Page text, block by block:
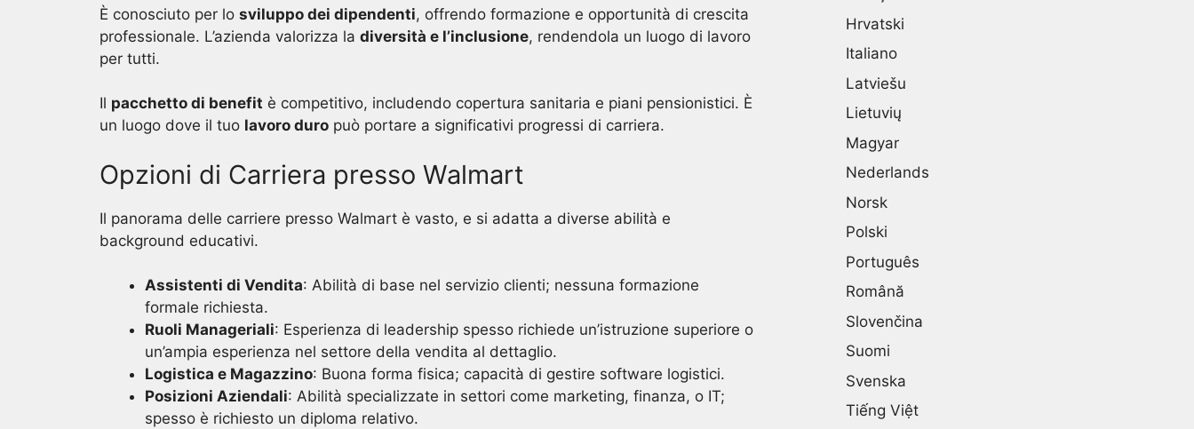
È conosciuto per lo sviluppo dei dipendenti, offrendo formazione e opportunità di crescita
professionale. L’azienda valorizza la diversità e l’inclusione, rendendola un luogo di lavoro
per tutti.
Il pacchetto di benefit è competitivo, includendo copertura sanitaria e piani pensionistici. È
un luogo dove il tuo lavoro duro può portare a significativi progressi di carriera.
Opzioni di Carriera presso Walmart
Il panorama delle carriere presso Walmart è vasto, e si adatta a diverse abilità e
background educativi.
Assistenti di Vendita: Abilità di base nel servizio clienti; nessuna formazione
formale richiesta.
Ruoli Manageriali: Esperienza di leadership spesso richiede un’istruzione superiore o
un’ampia esperienza nel settore della vendita al dettaglio.
Logistica e Magazzino: Buona forma fisica; capacità di gestire software logistici.
Posizioni Aziendali: Abilità specializzate in settori come marketing, finanza, o IT;
spesso è richiesto un diploma relativo.
Hrvatski
Italiano
Latviešu
Lietuvių
Magyar
Nederlands
Norsk
Polski
Português
Română
Slovenčina
Suomi
Svenska
Tiếng Việt